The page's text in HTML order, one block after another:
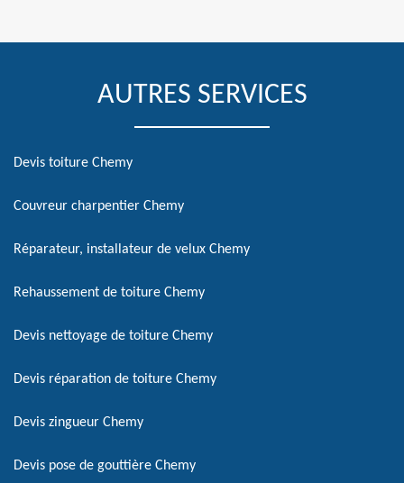
AUTRES SERVICES
Devis toiture Chemy
Couvreur charpentier Chemy
Réparateur, installateur de velux Chemy
Rehaussement de toiture Chemy
Devis nettoyage de toiture Chemy
Devis réparation de toiture Chemy
Devis zingueur Chemy
Devis pose de gouttière Chemy